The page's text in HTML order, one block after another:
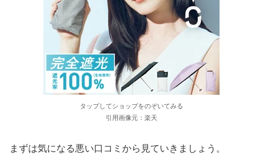
タップしてショップをのぞいてみる
引用画像元：楽天
まずは気になる悪い口コミから見ていきましょう。